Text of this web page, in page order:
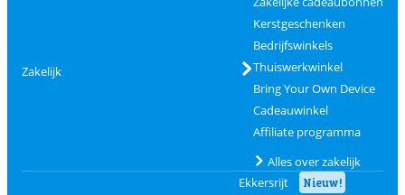
Zakelijk
Kerstgeschenken
Bedrijfswinkels
Thuiswerkwinkel
Bring Your Own Device
Cadeauwinkel
Affiliate programma
Alles over zakelijk
Ekkersrijt Nieuw!